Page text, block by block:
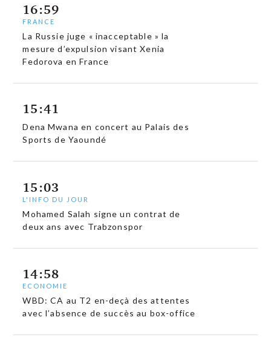
16:59
FRANCE
La Russie juge « inacceptable » la
mesure d’expulsion visant Xenia
Fedorova en France
15:41
Dena Mwana en concert au Palais des
Sports de Yaoundé
15:03
L'INFO DU JOUR
Mohamed Salah signe un contrat de
deux ans avec Trabzonspor
14:58
ECONOMIE
WBD: CA au T2 en-deçà des attentes
avec l’absence de succès au box-office